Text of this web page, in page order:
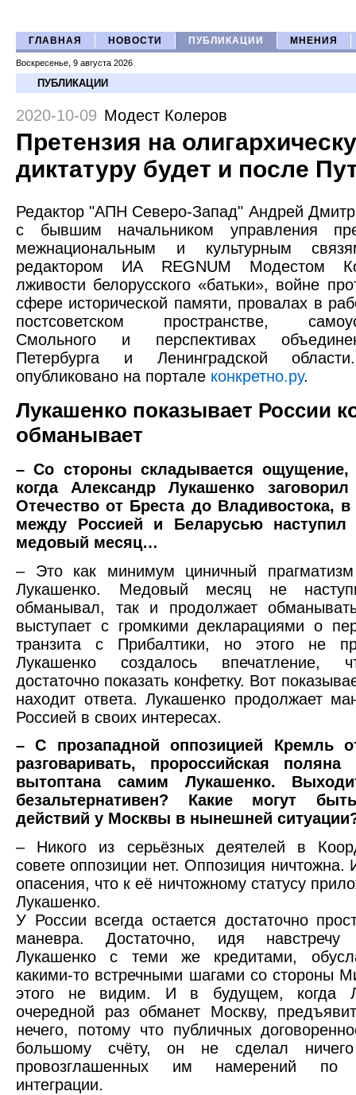
ГЛАВНАЯ НОВОСТИ ПУБЛИКАЦИИ МНЕНИЯ
Воскресенье, 9 августа 2026
ПУБЛИКАЦИИ
2020-10-09 Модест Колеров
Претензия на
диктатуру будет и после
Редактор "АПН Северо-Запад" Андрей
с бывшим начальником управления
межнациональным и культурным
редактором ИА REGNUM Модестом
лживости белорусского «батьки», войне
сфере исторической памяти, провалах в
постсоветском пространстве,
Смольного и перспективах
Петербурга и Ленинградской
опубликовано на портале конкретно.ру.
Лукашенко показывает России
обманывает
– Со стороны складывается ощущение,
когда Александр Лукашенко
Отечество от Бреста до Владивостока,
между Россией и Беларусью
медовый месяц…
– Это как минимум циничный
Лукашенко. Медовый месяц не
обманывал, так и продолжает
выступает с громкими декларациями о
транзита с Прибалтики, но этого не
Лукашенко создалось впечатление,
достаточно показать конфетку. Вот
находит ответа. Лукашенко продолжает
Россией в своих интересах.
– С прозападной оппозицией Кремль
разговаривать, пророссийская поляна
вытоптана самим Лукашенко.
безальтернативен? Какие могут
действий у Москвы в нынешней
– Никого из серьёзных деятелей в
совете оппозиции нет. Оппозиция ничтожна.
опасения, что к её ничтожному статусу
Лукашенко.
У России всегда остается достаточно
маневра. Достаточно, идя навстречу
Лукашенко с теми же кредитами,
какими-то встречными шагами со стороны
этого не видим. И в будущем, когда
очередной раз обманет Москву,
нечего, потому что публичных
большому счёту, он не сделал
провозглашенных им намерений по
интеграции.